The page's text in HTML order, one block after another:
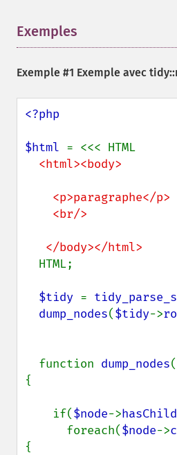
Exemples
Exemple #1 Exemple avec
<?php
$html
$tidy =
dump_nodes($tidy->
  function
dump_nodes(
{
    if(
$node->
      foreach(
$node->
{